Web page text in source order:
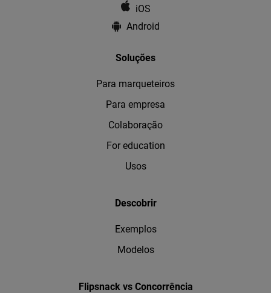
iOS
Android
Soluções
Para marqueteiros
Para empresa
Colaboração
For education
Usos
Descobrir
Exemplos
Modelos
Flipsnack vs Concorrência